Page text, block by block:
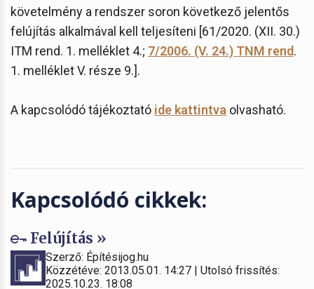
követelmény a rendszer soron következő jelentős
felújítás alkalmával kell teljesíteni [61/2020. (XII. 30.)
ITM rend. 1. melléklet 4.; 7/2006. (V. 24.) TNM rend.
1. melléklet V. része 9.].
A kapcsolódó tájékoztató ide kattintva olvasható.
Kapcsolódó cikkek:
Felújítás »
Szerző: Építésijog.hu
Közzétéve: 2013.05.01. 14:27 | Utolsó frissítés:
2025.10.23. 18:08